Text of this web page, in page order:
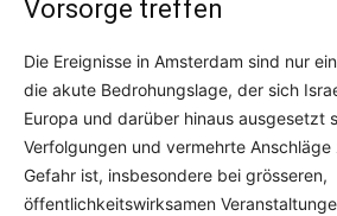
Vorsorge treffen
Die Ereignisse in Amsterdam sind nur
die akute Bedrohungslage, der sich
Europa und darüber hinaus ausgesetzt
Verfolgungen und vermehrte
Gefahr ist, insbesondere bei grösseren,
öffentlichkeitswirksamen